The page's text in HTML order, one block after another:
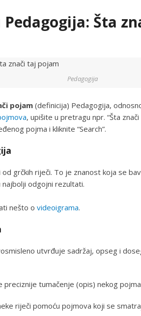
Šta
Pedagogija
pojam (definicija) Pedagogija,
, upišite u pretragu npr. “Šta
pojma i kliknite “Search”.
grčkih riječi. To je znanost koja se
odgojni rezultati.
nešto o videoigrama.
utvrđuje sadržaj, opseg i
preciznije tumačenje (opis) nekog
riječi pomoću pojmova koji se